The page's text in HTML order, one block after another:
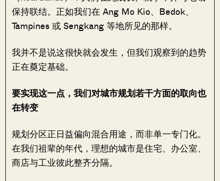
保持联结。正如我们在 Ang Mo Kio、Bedok、
Tampines 或 Sengkang 等地所见的那样。
我并不是说这很快就会发生，但我们观察到的趋势
正在奠定基础。
要实现这一点，我们对城市规划若干方面的取向也
在转变
规划分区正日益偏向混合用途，而非单一专门化。
在我们祖辈的年代，理想的城市是住宅、办公室、
商店与工业彼此整齐分隔。